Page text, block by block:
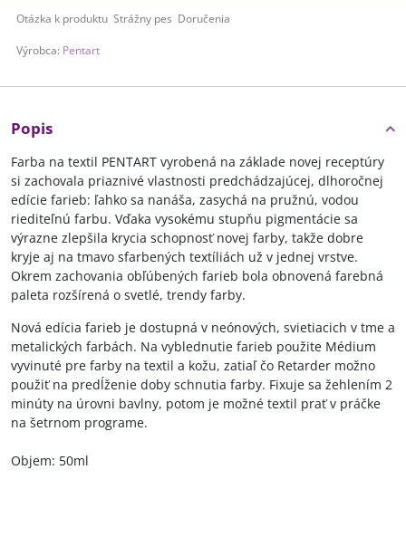
Otázka k produktu Strážny pes Doručenia
Výrobca: Pentart
Popis
Farba na textil PENTART vyrobená na základe novej receptúry
si zachovala priaznivé vlastnosti predchádzajúcej, dlhoročnej
edície farieb: ľahko sa nanáša, zasychá na pružnú, vodou
riediteľnú farbu. Vďaka vysokému stupňu pigmentácie sa
výrazne zlepšila krycia schopnosť novej farby, takže dobre
kryje aj na tmavo sfarbených textíliách už v jednej vrstve.
Okrem zachovania obľúbených farieb bola obnovená farebná
paleta rozšírená o svetlé, trendy farby.
Nová edícia farieb je dostupná v neónových, svietiacich v tme a
metalických farbách. Na vyblednutie farieb použite Médium
vyvinuté pre farby na textil a kožu, zatiaľ čo Retarder možno
použiť na predĺženie doby schnutia farby. Fixuje sa žehlením 2
minúty na úrovni bavlny, potom je možné textil prať v práčke
na šetrnom programe.
Objem: 50ml